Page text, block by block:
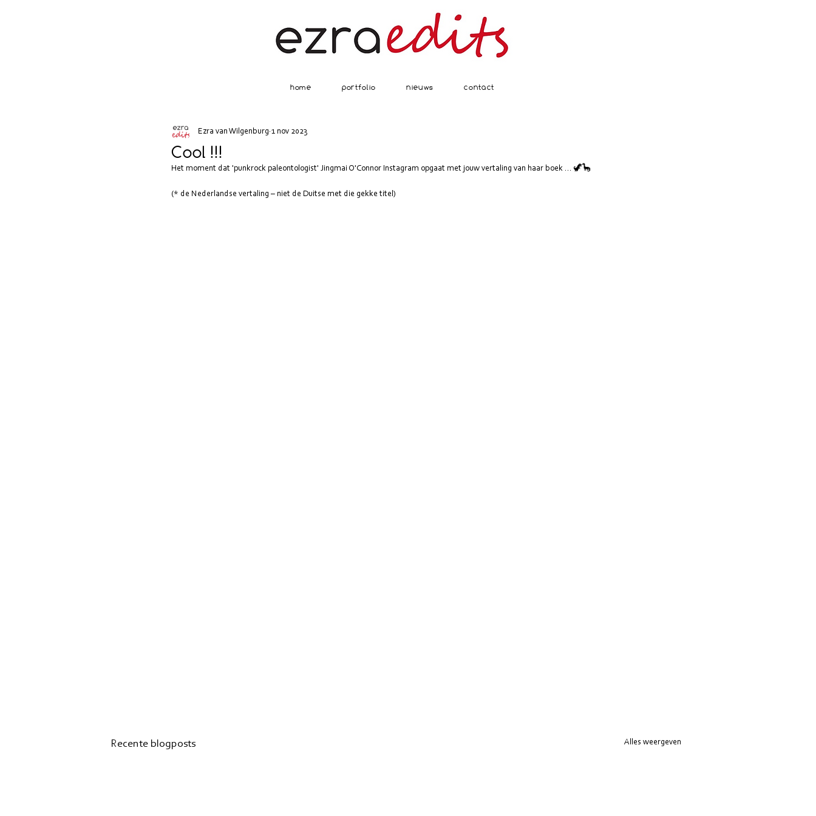
home portfolio nieuws contact
Cool !!!
Ezra van Wilgenburg 1 nov 2023
Het moment dat 'punkrock paleontologist' Jingmai O'Connor Instagram opgaat met jouw vertaling van haar boek ... 🦖🦕
(* de Nederlandse vertaling – niet de Duitse met die gekke titel)
Recente blogposts Alles weergeven